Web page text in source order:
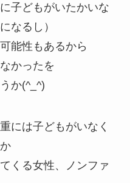
子どもがいたかいな
なるし）
能性もあるから
かったを
か(^_^)
には子どもがいなく
くる女性、ノンファ